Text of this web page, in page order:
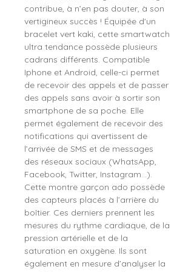
contribue, à n’en pas douter, à son
vertigineux succès ! Équipée d'un
bracelet vert kaki, cette smartwatch
ultra tendance possède plusieurs
cadrans différents. Compatible
Iphone et Android, celle-ci permet
de recevoir des appels et de passer
des appels sans avoir à sortir son
smartphone de sa poche. Elle
permet également de recevoir des
notifications qui avertissent de
l’arrivée de SMS et de messages
des réseaux sociaux (WhatsApp,
Facebook, Twitter, Instagram…).
Cette montre garçon ado possède
des capteurs placés à l’arrière du
boîtier. Ces derniers prennent les
mesures du rythme cardiaque, de la
pression artérielle et de la
saturation en oxygène. Ils sont
également en mesure d’analyser la